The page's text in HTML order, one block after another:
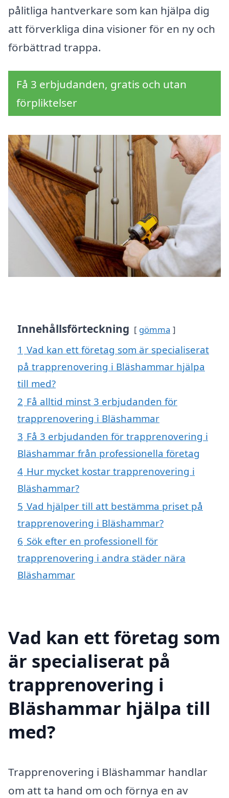
pålitliga hantverkare som kan hjälpa dig
att förverkliga dina visioner för en ny och
förbättrad trappa.
Få 3 erbjudanden, gratis och utan
förpliktelser
Innehållsförteckning gömma
1 Vad kan ett företag som är specialiserat
på trapprenovering i Bläshammar hjälpa
till med?
2 Få alltid minst 3 erbjudanden för
trapprenovering i Bläshammar
3 Få 3 erbjudanden för trapprenovering i
Bläshammar från professionella företag
4 Hur mycket kostar trapprenovering i
Bläshammar?
5 Vad hjälper till att bestämma priset på
trapprenovering i Bläshammar?
6 Sök efter en professionell för
trapprenovering i andra städer nära
Bläshammar
Vad kan ett företag som
är specialiserat på
trapprenovering i
Bläshammar hjälpa till
med?
Trapprenovering i Bläshammar handlar
om att ta hand om och förnya en av